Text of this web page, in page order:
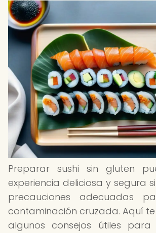
Preparar sushi sin gluten
experiencia deliciosa y segura
precauciones adecuadas
contaminación cruzada. Aquí
algunos consejos útiles